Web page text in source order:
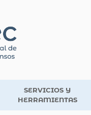
SERVICIOS Y
HERRAMIENTAS